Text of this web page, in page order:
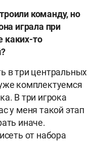
команду, но
играла при
каких-то
в три центральных
комплектуемся
В три игрока
у меня такой этап
иначе.
от набора